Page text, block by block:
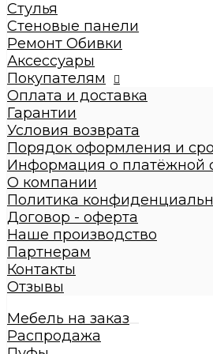
Кровати взрослые
Стулья
Стеновые панели
Ремонт Обивки
Галерея
Стулья
Стеновые панели
Ремонт Обивки
Аксессуары
Покупателям
Оплата и доставка
Гарантии
Условия возврата
Порядок оформления и
Информация о платёжной
О компании
Политика
Договор - оферта
Наше производство
Партнерам
Контакты
Отзывы
Мебель на заказ
Распродажа